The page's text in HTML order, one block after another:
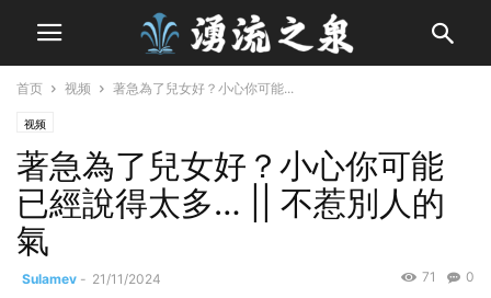
首页 视频 著急為了兒女好？小心你可能...
视频
著急為了兒女好？小心你可能
已經說得太多… || 不惹別人的
氣
Sulamev - 21/11/2024 0
71